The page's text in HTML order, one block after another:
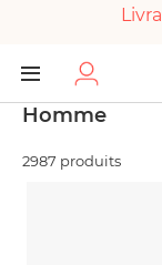
Homme
2987 produits